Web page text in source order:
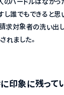
誰でもできると思い
求対象者の洗い出
れました。
印象に残って